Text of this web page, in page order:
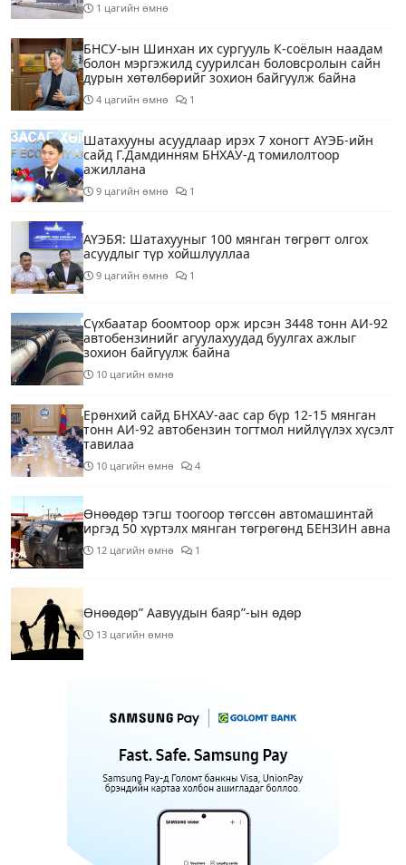
1 цагийн өмнө
БНСУ-ын Шинхан их сургууль К-соёлын наадам
болон мэргэжилд суурилсан боловсролын сайн
дурын хөтөлбөрийг зохион байгуулж байна
4 цагийн өмнө 1
Шатахууны асуудлаар ирэх 7 хоногт АҮЭБ-ийн
сайд Г.Дамдинням БНХАУ-д томилолтоор
ажиллана
9 цагийн өмнө 1
АҮЭБЯ: Шатахууныг 100 мянган төгрөгт олгох
асуудлыг түр хойшлууллаа
9 цагийн өмнө 1
Сүхбаатар боомтоор орж ирсэн 3448 тонн АИ-92
автобензинийг агуулахуудад буулгах ажлыг
зохион байгуулж байна
10 цагийн өмнө
Ерөнхий сайд БНХАУ-аас сар бүр 12-15 мянган
тонн АИ-92 автобензин тогтмол нийлүүлэх хүсэлт
тавилаа
10 цагийн өмнө 4
Өнөөдөр тэгш тоогоор төгссөн автомашинтай
иргэд 50 хүртэлх мянган төгрөгөнд БЕНЗИН авна
12 цагийн өмнө 1
Өнөөдөр” Аавуудын баяр”-ын өдөр
13 цагийн өмнө
Улаанбаатарт 31 хэм дулаан байна
15 цагийн өмнө
МАРГААШ: Улаанбаатарт 31 хэм дулаан байна
1 өдрийн өмнө